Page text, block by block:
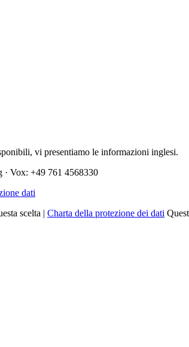
vi presentiamo le informazioni inglesi.
· Vox: +49 761 4568330
dati
scelta | Charta della protezione dei dati